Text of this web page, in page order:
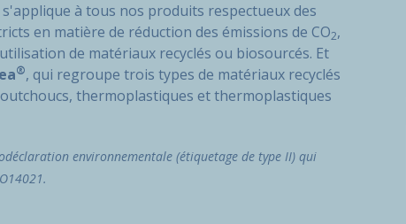
s'applique à tous nos produits respectueux des
en matière de réduction des émissions de CO2,
de matériaux recyclés ou biosourcés. Et
®, qui regroupe trois types de matériaux recyclés
thermoplastiques et thermoplastiques
environnementale (étiquetage de type II) qui